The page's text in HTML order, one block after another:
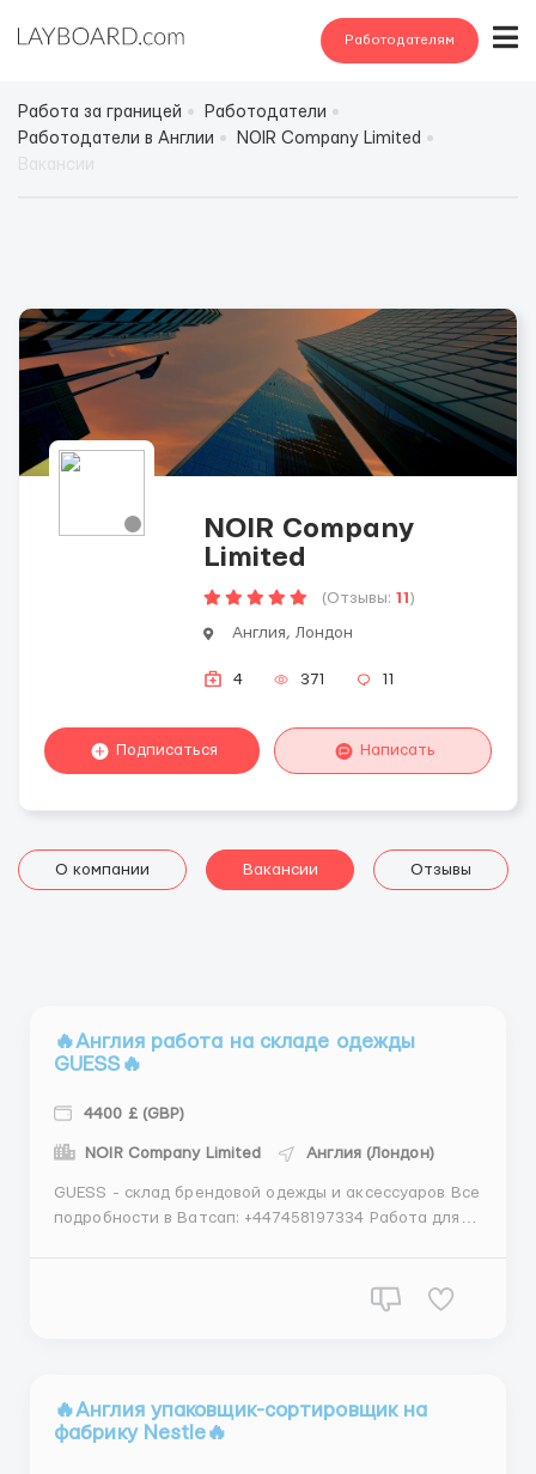
Работодателям
Работа за границей
Работодатели
Работодатели в Англии
NOIR Company Limited
NOIR Company
Limited
(Отзывы: 11 )
Англия, Лондон
4 371 11
Подписаться Написать
О компании Вакансии Отзывы
🔥Англия работа на складе одежды
GUESS🔥
4400 £ (GBP)
NOIR Company Limited Англия (Лондон)
GUESS - склад брендовой одежды и аксессуаров Все
подробности в Ватсап:‪ +447458197334 Работа для
🔥Англия упаковщик-сортировщик на
фабрику Nestle🔥